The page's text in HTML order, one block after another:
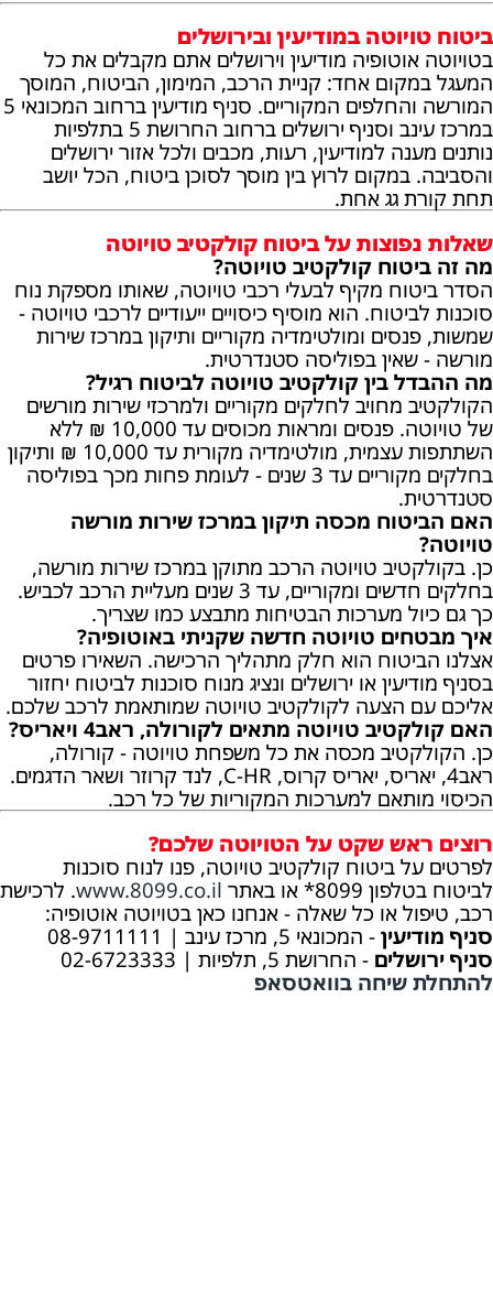
ביטוח טויוטה במודיעין ובירושלים
בטויוטה אוטופיה מודיעין וירושלים אתם מקבלים את כל
המעגל במקום אחד: קניית הרכב, המימון, הביטוח, המוסך
המורשה והחלפים המקוריים. סניף מודיעין ברחוב המכונאי 5
במרכז עינב וסניף ירושלים ברחוב החרושת 5 בתלפיות
נותנים מענה למודיעין, רעות, מכבים ולכל אזור ירושלים
והסביבה. במקום לרוץ בין מוסך לסוכן ביטוח, הכל יושב
תחת קורת גג אחת.
שאלות נפוצות על ביטוח קולקטיב טויוטה
מה זה ביטוח קולקטיב טויוטה?
הסדר ביטוח מקיף לבעלי רכבי טויוטה, שאותו מספקת נוח
סוכנות לביטוח. הוא מוסיף כיסויים ייעודיים לרכבי טויוטה -
שמשות, פנסים ומולטימדיה מקוריים ותיקון במרכז שירות
מורשה - שאין בפוליסה סטנדרטית.
מה ההבדל בין קולקטיב טויוטה לביטוח רגיל?
הקולקטיב מחויב לחלקים מקוריים ולמרכזי שירות מורשים
של טויוטה. פנסים ומראות מכוסים עד 10,000 ₪ ללא
השתתפות עצמית, מולטימדיה מקורית עד 10,000 ₪ ותיקון
בחלקים מקוריים עד 3 שנים - לעומת פחות מכך בפוליסה
סטנדרטית.
האם הביטוח מכסה תיקון במרכז שירות מורשה
טויוטה?
כן. בקולקטיב טויוטה הרכב מתוקן במרכז שירות מורשה,
בחלקים חדשים ומקוריים, עד 3 שנים מעליית הרכב לכביש.
כך גם כיול מערכות הבטיחות מתבצע כמו שצריך.
איך מבטחים טויוטה חדשה שקניתי באוטופיה?
אצלנו הביטוח הוא חלק מתהליך הרכישה. השאירו פרטים
בסניף מודיעין או ירושלים ונציג מנוח סוכנות לביטוח יחזור
אליכם עם הצעה לקולקטיב טויוטה שמותאמת לרכב שלכם.
האם קולקטיב טויוטה מתאים לקורולה, ראב4 ויאריס?
כן. הקולקטיב מכסה את כל משפחת טויוטה - קורולה,
ראב4, יאריס, יאריס קרוס, C-HR, לנד קרוזר ושאר הדגמים.
הכיסוי מותאם למערכות המקוריות של כל רכב.
רוצים ראש שקט על הטויוטה שלכם?
לפרטים על ביטוח קולקטיב טויוטה, פנו לנוח סוכנות
לביטוח בטלפון 8099* או באתר
www.8099.co.il. לרכישת
רכב, טיפול או כל שאלה - אנחנו כאן בטויוטה אוטופיה:
סניף מודיעין - המכונאי 5, מרכז עינב | 08-9711111
סניף ירושלים - החרושת 5, תלפיות | 02-6723333
להתחלת שיחה בוואטסאפ